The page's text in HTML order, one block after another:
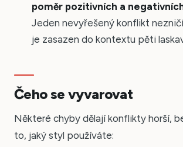
poměr pozitivních a
Jeden nevyřešený konflikt
je zasazen do kontextu pěti
Čeho se vyvarovat
Některé chyby dělají konflikty horší,
to, jaký styl používáte: